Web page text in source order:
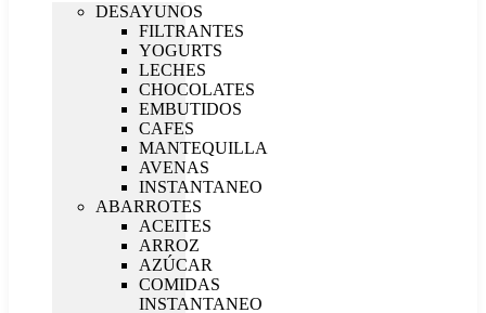
DESAYUNOS
FILTRANTES
YOGURTS
LECHES
CHOCOLATES
EMBUTIDOS
CAFES
MANTEQUILLA
AVENAS
INSTANTANEO
ABARROTES
ACEITES
ARROZ
AZÚCAR
COMIDAS
INSTANTANEO